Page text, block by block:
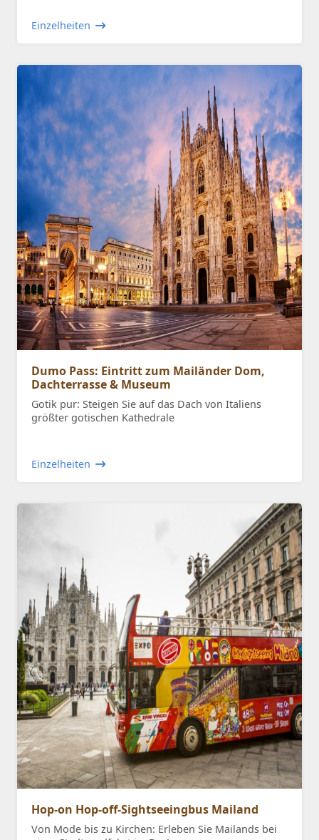
Einzelheiten
Dumo Pass: Eintritt zum Mailänder Dom,
Dachterrasse & Museum
Gotik pur: Steigen Sie auf das Dach von Italiens
größter gotischen Kathedrale
Einzelheiten
Hop-on Hop-off-Sightseeingbus Mailand
Von Mode bis zu Kirchen: Erleben Sie Mailands bei